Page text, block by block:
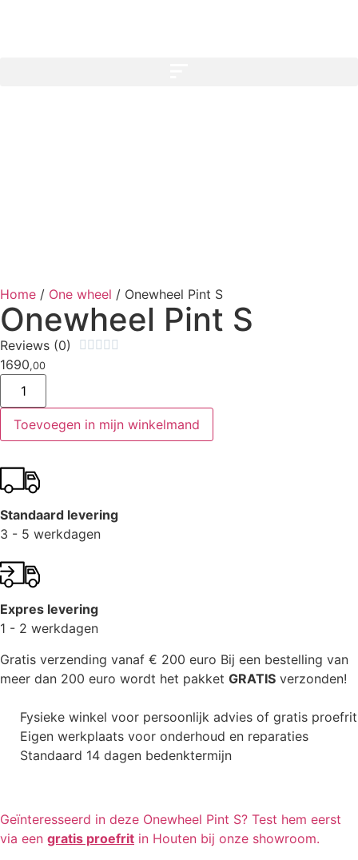
Home / One wheel / Onewheel Pint S
Onewheel Pint S
Reviews (0)     
1690,00
Toevoegen in mijn winkelmand
Standaard levering
3 - 5 werkdagen
Expres levering
1 - 2 werkdagen
Gratis verzending vanaf € 200 euro Bij een bestelling van
meer dan 200 euro wordt het pakket GRATIS verzonden!
Fysieke winkel voor persoonlijk advies of gratis proefrit
Eigen werkplaats voor onderhoud en reparaties
Standaard 14 dagen bedenktermijn
Geïnteresseerd in deze Onewheel Pint S? Test hem eerst
via een gratis proefrit in Houten bij onze showroom.